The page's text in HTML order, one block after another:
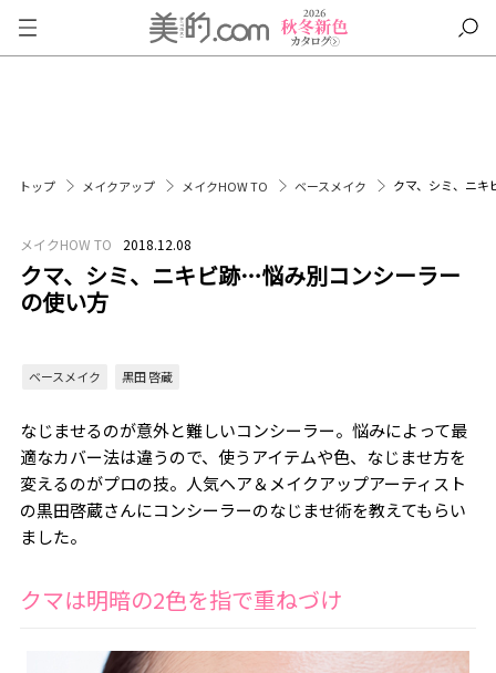
トップ メイクアップ メイクHOW TO ベースメイク クマ、シミ、ニ
メイクHOW TO 2018.12.08
クマ、シミ、ニキビ跡…悩み別コンシーラー
の使い方
ベースメイク 黒田 啓蔵
なじませるのが意外と難しいコンシーラー。悩みによって最
適なカバー法は違うので、使うアイテムや色、なじませ方を
変えるのがプロの技。人気ヘア＆メイクアップアーティスト
の黒田啓蔵さんにコンシーラーのなじませ術を教えてもらい
ました。
クマは明暗の2色を指で重ねづけ